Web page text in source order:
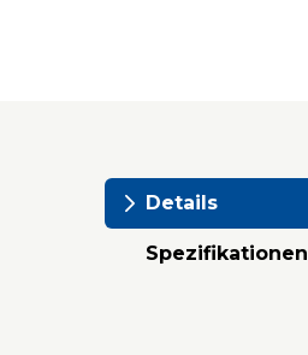
Details
Spezifikationen